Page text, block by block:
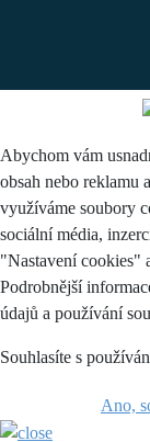
Abychom vám
obsah nebo reklamu
využíváme soubory
sociální média,
"Nastavení cookies"
Podrobnější
údajů a používání
Souhlasíte s
Ano,